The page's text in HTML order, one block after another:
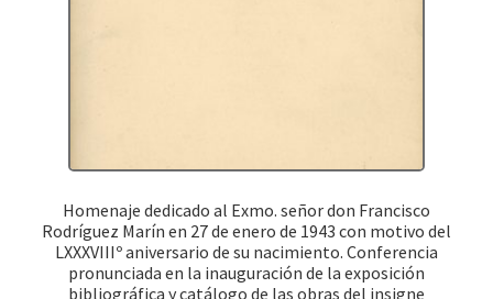
Homenaje dedicado al Exmo. señor don Francisco
Rodríguez Marín en 27 de enero de 1943 con motivo del
LXXXVIIIº aniversario de su nacimiento. Conferencia
pronunciada en la inauguración de la exposición
bibliográfica y catálogo de las obras del insigne